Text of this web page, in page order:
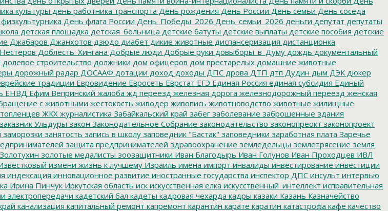
культуры день работника транспорта День рождения День России День семьи День соседа
День флага России День_Победы_2026 День_семьи_2026 деньги депутат депутаты
детская площадка детская_больница детские батуты детские выплаты детские пособия детские
Джабаров Джанхотов дзюдо диабет дикие животные диспансеризация дистанционка
Доблесть_Хингана Добрые люди Добрые руки довыборы_в_Думу дождь документальный
долевое строительство должники дом офицеров дом престарелых домашние животные
дорожный радар ДОСААФ дотации доход доходы ДПС дрова ДТП дтп Дудин дым ДЭК дюкер
традиции Евровидение Евросеть Еврстат ЕГЭ Единая Россия единая субсидия Единый
ЕНВД Ефим Вепринский жалоба жд переезд железная дорога железнодорожный переезд женская
с животными жестокость живодер живопись животноводство животные жилищные
ЖКХ журналистика Забайкальский край забег заболевание заброшенные здания
заказник Ульдуры закон Законодательное Собрание законодательство законопреокт законопроект
заморозки занятость запись в школу заповедник "Бастак" заповедники заработная плата Заречье
защита предпринимателей здравоохранение земледельцы землетрясение земля
Золотухин золотые медалисты зоозащитники Иван Благодырь Иван Голунов Иван Проходцев ИВЛ
измени жизнь к лучшему Израиль имена импорт инвалиды инвестирование инвестиции
индексация инновационное развитие иностранные государства инспектор ДПС инсульт интервью
Ирина Пинчук Иркутская область иск искусственная елка искусственный_интеллект исправительная
электропередачи кадетский бал кадеты кадровая чехарда кадры казаки Казань Казначейство
канализация капитальный ремонт капремонт карантин карате каратин катастрофа кафе качество